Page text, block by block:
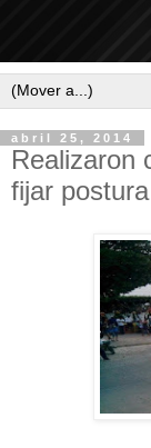
abril 25, 2014
Realizaron
fijar